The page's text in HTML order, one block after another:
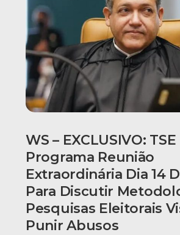
WS – EXCLUSIVO: TSE
Programa Reunião
Extraordinária Dia 14
Para Discutir
Pesquisas Eleitorais
Punir Abusos